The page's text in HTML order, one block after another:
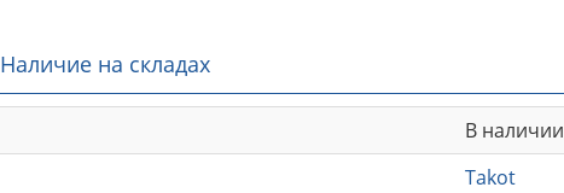
Наличие на складах
В наличии
Takot